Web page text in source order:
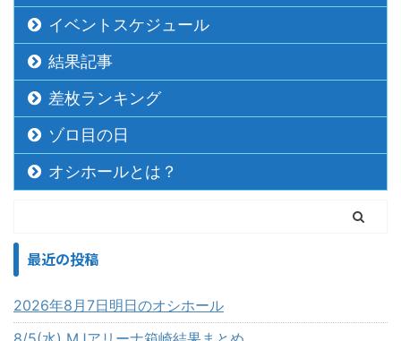
イベントスケジュール
結果記事
差枚ランキング
ゾロ目の日
オシホールとは？
最近の投稿
2026年8月7日明日のオシホール